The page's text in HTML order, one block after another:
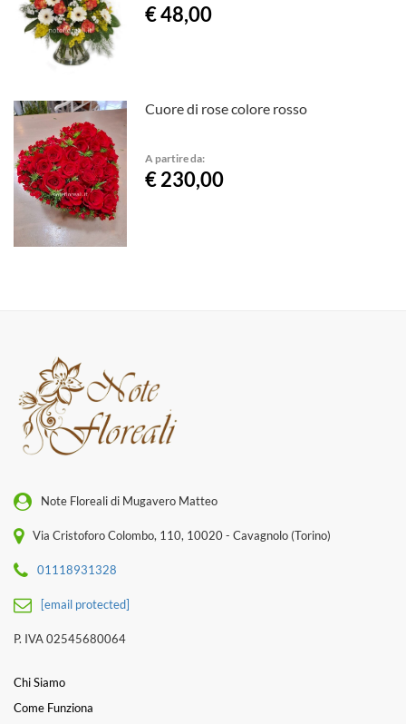
€ 48,00
Cuore di rose colore rosso
A partire da:
€ 230,00
Note Floreali di Mugavero Matteo
Via Cristoforo Colombo, 110, 10020 - Cavagnolo (Torino)
01118931328
[email protected]
P. IVA 02545680064
Chi Siamo
Come Funziona